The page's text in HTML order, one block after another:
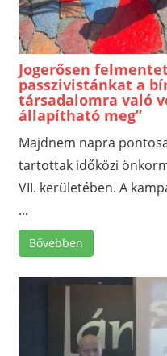
Jogerősen
passzivistánkat a
társadalomra való
állapítható meg”
Majdnem napra
tartottak időközi
VII. kerületében. A
...
Bővebben